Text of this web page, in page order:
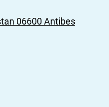
06600 Antibes